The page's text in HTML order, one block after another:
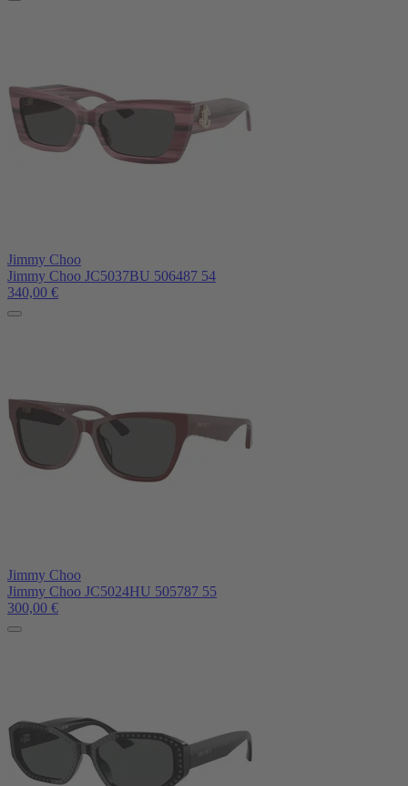
Jimmy Choo
Jimmy Choo JC5037BU 506487 54
340,00 €
Jimmy Choo
Jimmy Choo JC5024HU 505787 55
300,00 €